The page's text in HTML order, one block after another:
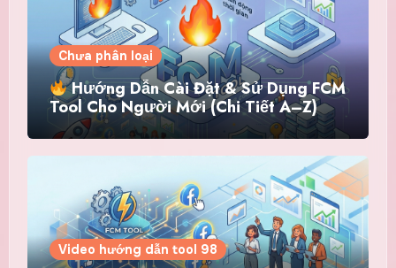
Chưa phân loại
Hướng Dẫn Cài Đặt & Sử Dụng FCM
Tool Cho Người Mới (Chi Tiết A–Z)
Video hướng dẫn tool 98